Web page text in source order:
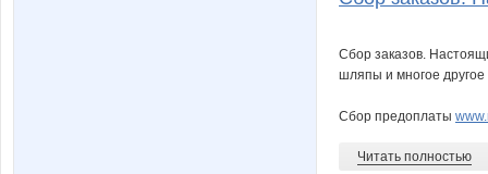
Сбор заказов.
шляпы и многое другое
Сбор предоплаты
Читать полностью